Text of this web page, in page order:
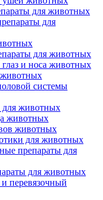
для животных
для
для животных
и носа животных
системы
животных
животных
животных
для животных
препараты для
для животных
перевязочный